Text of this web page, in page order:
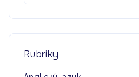
Rubriky